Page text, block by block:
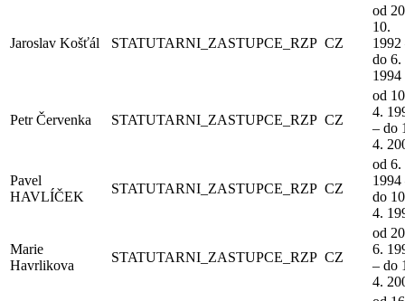
Jaroslav Košťál STATUTARNI_ZASTUPCE_RZP CZ
od
10.
1992
do 6.
1994
Petr Červenka STATUTARNI_ZASTUPCE_RZP CZ
od
4.
– do
4.
Pavel
HAVLÍČEK
STATUTARNI_ZASTUPCE_RZP CZ
od 6.
1994
do
4.
Marie
Havrlikova
STATUTARNI_ZASTUPCE_RZP CZ
od
6.
– do
4.